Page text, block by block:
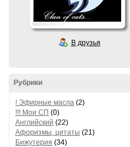
В друзья
Рубрики
! Эфирные масла (2)
!!! Мои СП (0)
Английский (22)
Афоризмы, цитаты (21)
Бижутерия (34)